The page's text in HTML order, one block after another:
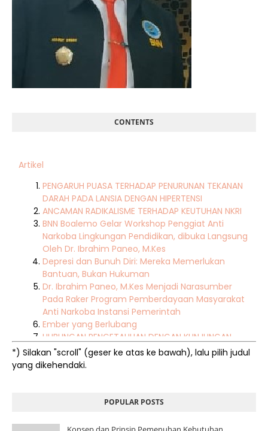
CONTENTS
Artikel
PENGARUH PUASA TERHADAP PENURUNAN TEKANAN
DARAH PADA LANSIA DENGAN HIPERTENSI
ANCAMAN RADIKALISME TERHADAP KEUTUHAN NKRI
BNN Boalemo Gelar Workshop Penggiat Anti
Narkoba Lingkungan Pendidikan, dibuka Langsung
Oleh Dr. Ibrahim Paneo, M.Kes
Depresi dan Bunuh Diri: Mereka Memerlukan
Bantuan, Bukan Hukuman
Dr. Ibrahim Paneo, M.Kes Menjadi Narasumber
Pada Raker Program Pemberdayaan Masyarakat
Anti Narkoba Instansi Pemerintah
Ember yang Berlubang
HUBUNGAN PENGETAHUAN DENGAN KUNJUNGAN
LANSIA KE POSYANDU DI DESA MOLINGKAPOT KEC.
KWANDANG KAB. GORONTALO UTARA
JABATAN PRESIDEN SERTA DAMPAKNYA TERHADAP
INDONESIA
*) Silakan "scroll" (geser ke atas ke bawah), lalu pilih judul
yang dikehendaki.
POPULAR POSTS